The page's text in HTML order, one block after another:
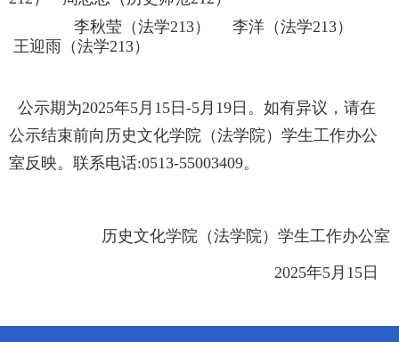
李秋莹（法学213） 李洋（法学213）
王迎雨（法学213）
公示期为2025年5月15日-5月19日。如有异议，请在
公示结束前向历史文化学院（法学院）学生工作办公
室反映。联系电话:0513-55003409。
历史文化学院（法学院）学生工作办公室
2025年5月15日